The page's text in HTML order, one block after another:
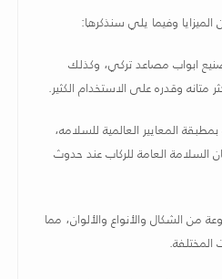
وفيما يلي سنذكرها:
ابواب مصاعد تركي، وكذلك
متانه وقدره على الاستخدام الكثير.
المعايير العالمية للسلامه،
العامة للركاب عند حدوث
من الشكال والأنواع والألوان، مما
المختلفة.